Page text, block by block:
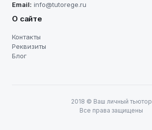
Email: info@tutorege.ru
О сайте
Контакты
Реквизиты
Блог
2018 © Ваш личный тьютор
Все права защищены